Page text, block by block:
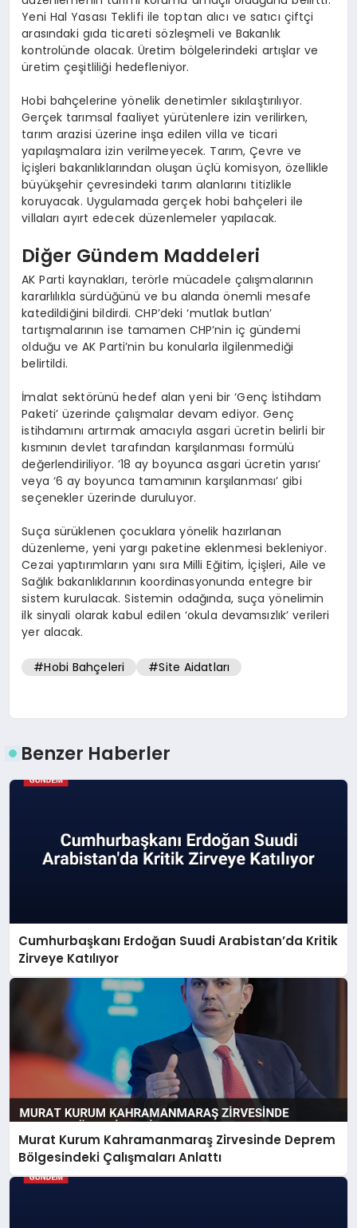
Yeni Hal Yasası Teklifi ile toptan alıcı ve satıcı çiftçi
arasındaki gıda ticareti sözleşmeli ve Bakanlık
kontrolünde olacak. Üretim bölgelerindeki artışlar ve
üretim çeşitliliği hedefleniyor.
Hobi bahçelerine yönelik denetimler sıkılaştırılıyor.
Gerçek tarımsal faaliyet yürütenlere izin verilirken,
tarım arazisi üzerine inşa edilen villa ve ticari
yapılaşmalara izin verilmeyecek. Tarım, Çevre ve
İçişleri bakanlıklarından oluşan üçlü komisyon, özellikle
büyükşehir çevresindeki tarım alanlarını titizlikle
koruyacak. Uygulamada gerçek hobi bahçeleri ile
villaları ayırt edecek düzenlemeler yapılacak.
Diğer Gündem Maddeleri
AK Parti kaynakları, terörle mücadele çalışmalarının
kararlılıkla sürdüğünü ve bu alanda önemli mesafe
katedildiğini bildirdi. CHP’deki ‘mutlak butlan’
tartışmalarının ise tamamen CHP’nin iç gündemi
olduğu ve AK Parti’nin bu konularla ilgilenmediği
belirtildi.
İmalat sektörünü hedef alan yeni bir ‘Genç İstihdam
Paketi’ üzerinde çalışmalar devam ediyor. Genç
istihdamını artırmak amacıyla asgari ücretin belirli bir
kısmının devlet tarafından karşılanması formülü
değerlendiriliyor. ’18 ay boyunca asgari ücretin yarısı’
veya ‘6 ay boyunca tamamının karşılanması’ gibi
seçenekler üzerinde duruluyor.
Suça sürüklenen çocuklara yönelik hazırlanan
düzenleme, yeni yargı paketine eklenmesi bekleniyor.
Cezai yaptırımların yanı sıra Milli Eğitim, İçişleri, Aile ve
Sağlık bakanlıklarının koordinasyonunda entegre bir
sistem kurulacak. Sistemin odağında, suça yönelimin
ilk sinyali olarak kabul edilen ‘okula devamsızlık’ verileri
yer alacak.
#Hobi Bahçeleri #Site Aidatları
Benzer Haberler
Cumhurbaşkanı Erdoğan Suudi Arabistan’da Kritik
Zirveye Katılıyor
Murat Kurum Kahramanmaraş Zirvesinde Deprem
Bölgesindeki Çalışmaları Anlattı